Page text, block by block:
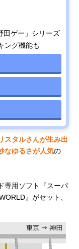
田ゲー」シリーズ
ング機能も
スタルさんが生み出
なゆるさが人気の
専用ソフト『スーパ
』がセット、